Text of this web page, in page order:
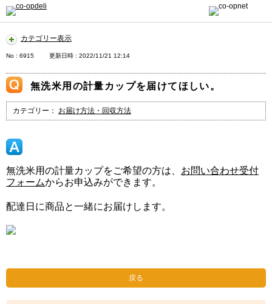
カテゴリー表示
No : 6915 更新日時 : 2022/11/21 12:14
無洗米用の計量カップを届けてほしい。
カテゴリー： お届け方法・回収方法
無洗米用の計量カップをご希望の方は、 お問い合わせ受付
フォームからお申込みができます。
配達日に商品と一緒にお届けします。
戻る